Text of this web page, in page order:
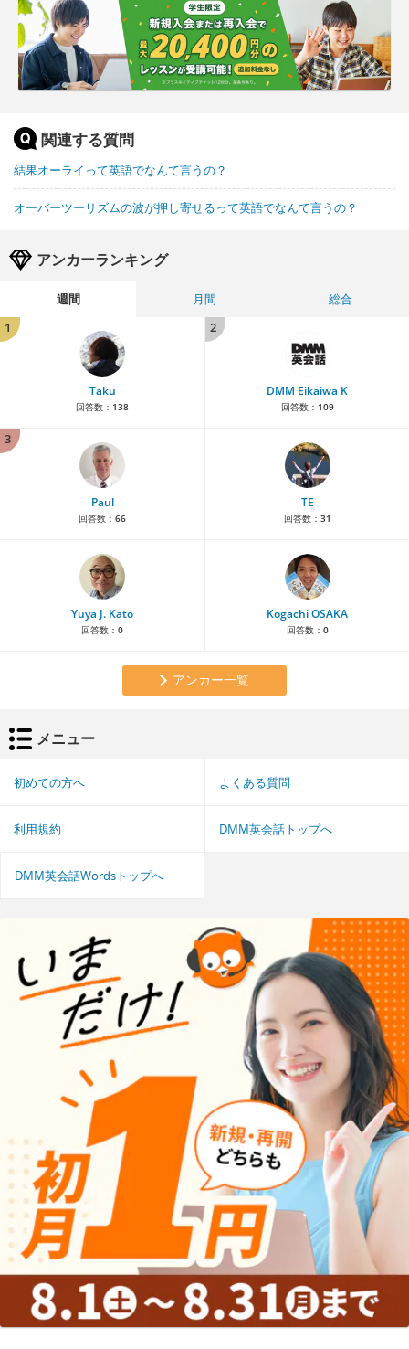
関連する質問
結果オーライって英語でなんて言うの？
オーバーツーリズムの波が押し寄せるって英語でなんて言うの？
アンカーランキング
週間 月間
総合
1
Taku
回答数： 138
2
DMM Eikaiwa K
回答数： 109
3
Paul
回答数： 66
TE
回答数： 31
Yuya J. Kato
回答数： 0
Kogachi OSAKA
回答数： 0
アンカー一覧
メニュー
初めての方へ よくある質問
利用規約 DMM英会話トップへ
DMM英会話Wordsトップへ